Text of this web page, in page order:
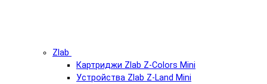
Zlab
Картриджи Zlab Z-Colors Mini
Устройства Zlab Z-Land Mini